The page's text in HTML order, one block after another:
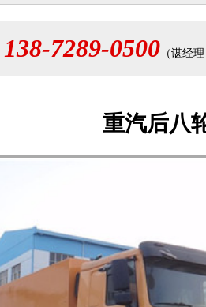
138-7289-0500 （谌经
重汽后